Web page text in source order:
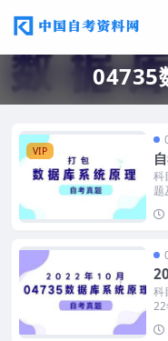
04735
VIP
科
题
科